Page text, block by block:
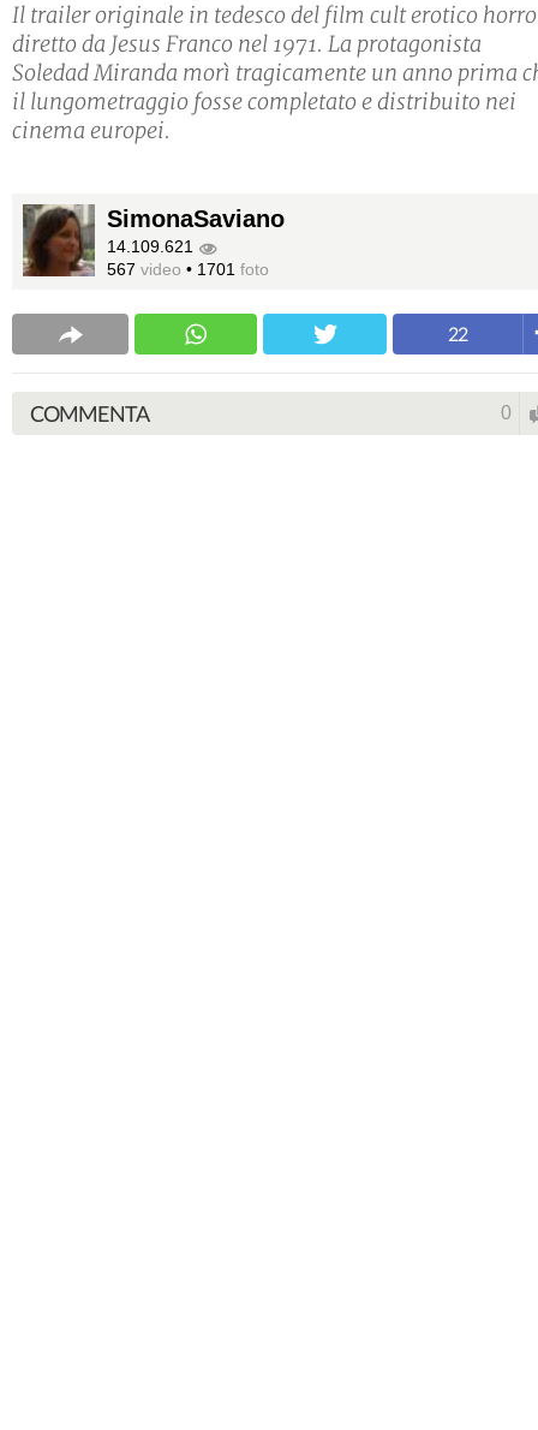
Il trailer originale in tedesco del film cult erotico
diretto da Jesus Franco nel 1971. La protagonista
Soledad Miranda morì tragicamente un anno prima
il lungometraggio fosse completato e distribuito nei
cinema europei.
SimonaSaviano
14.109.621
567 video • 1701 foto
22
COMMENTA 0